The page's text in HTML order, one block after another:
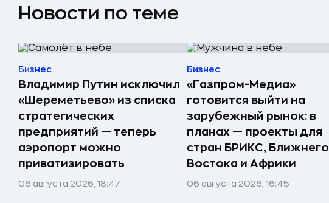
Новости по теме
Бизнес
Владимир Путин исключил
«Шереметьево» из списка
стратегических
предприятий — теперь
аэропорт можно
приватизировать
06 августа 2026, 18:47
Бизнес
«Газпром-Медиа»
готовится выйти на
зарубежный рынок: в
планах — проекты для
стран БРИКС, Ближнего
Востока и Африки
06 августа 2026, 16:45